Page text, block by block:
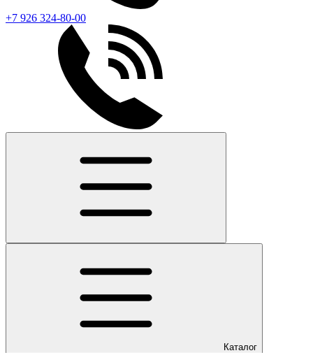
+7 926 324-80-00
Каталог